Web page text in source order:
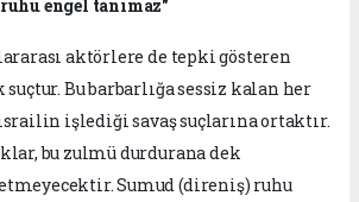
engel tanımaz"
aktörlere de tepki gösteren
Bu barbarlığa sessiz kalan her
işlediği savaş suçlarına ortaktır.
bu zulmü durdurana dek
Sumud (direniş) ruhu